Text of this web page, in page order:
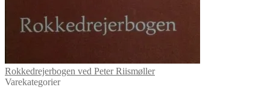
Rokkedrejerbogen ved Peter Riismøller
Varekategorier